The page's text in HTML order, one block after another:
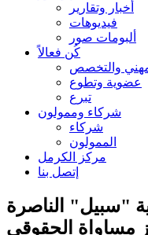
أخبار وتقارير
فيديوهات
ألبومات صور
كُن فعالاً
والتخصص
عضوية وتطوع
تبرع
شركاء وممولون
شركاء
الممولون
مركز الكرمل
إتصل بنا
"سبيل" الناصرة
الحقوقي